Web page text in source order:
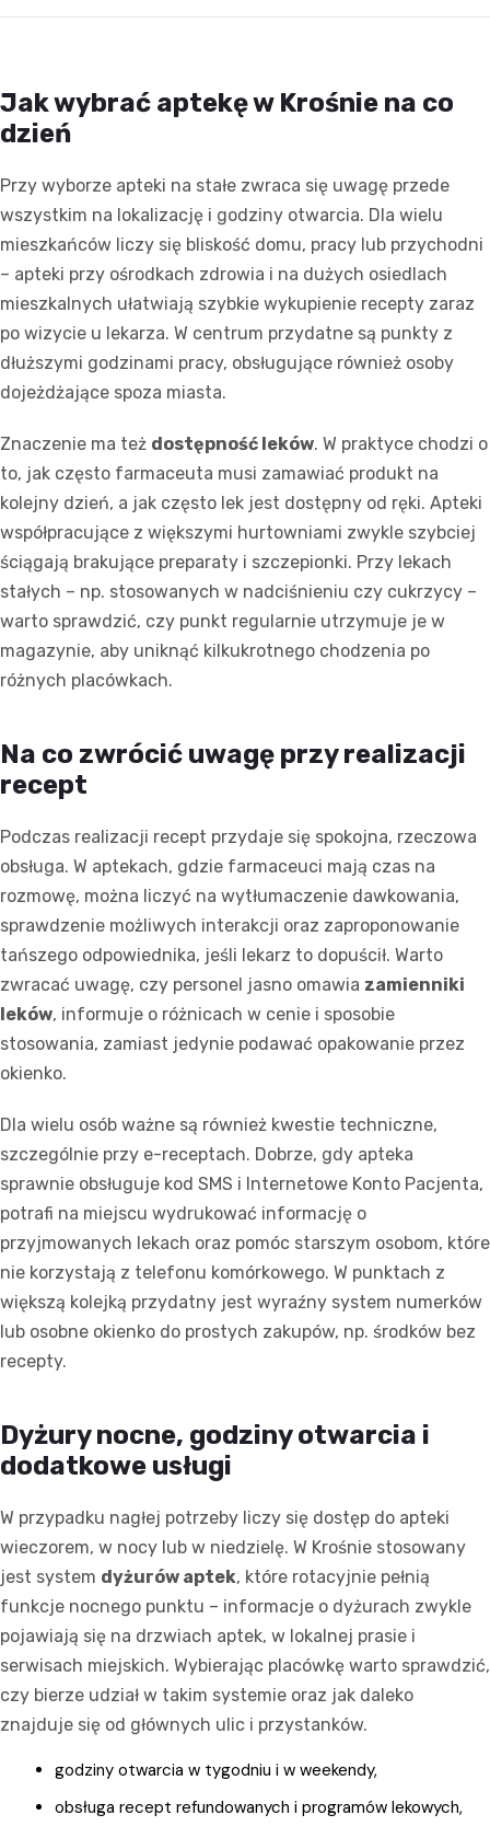
Jak wybrać aptekę w Krośnie na co
dzień
Przy wyborze apteki na stałe zwraca się uwagę przede
wszystkim na lokalizację i godziny otwarcia. Dla wielu
mieszkańców liczy się bliskość domu, pracy lub przychodni
– apteki przy ośrodkach zdrowia i na dużych osiedlach
mieszkalnych ułatwiają szybkie wykupienie recepty zaraz
po wizycie u lekarza. W centrum przydatne są punkty z
dłuższymi godzinami pracy, obsługujące również osoby
dojeżdżające spoza miasta.
Znaczenie ma też dostępność leków. W praktyce chodzi o
to, jak często farmaceuta musi zamawiać produkt na
kolejny dzień, a jak często lek jest dostępny od ręki. Apteki
współpracujące z większymi hurtowniami zwykle szybciej
ściągają brakujące preparaty i szczepionki. Przy lekach
stałych – np. stosowanych w nadciśnieniu czy cukrzycy –
warto sprawdzić, czy punkt regularnie utrzymuje je w
magazynie, aby uniknąć kilkukrotnego chodzenia po
różnych placówkach.
Na co zwrócić uwagę przy realizacji
recept
Podczas realizacji recept przydaje się spokojna, rzeczowa
obsługa. W aptekach, gdzie farmaceuci mają czas na
rozmowę, można liczyć na wytłumaczenie dawkowania,
sprawdzenie możliwych interakcji oraz zaproponowanie
tańszego odpowiednika, jeśli lekarz to dopuścił. Warto
zwracać uwagę, czy personel jasno omawia zamienniki
leków, informuje o różnicach w cenie i sposobie
stosowania, zamiast jedynie podawać opakowanie przez
okienko.
Dla wielu osób ważne są również kwestie techniczne,
szczególnie przy e-receptach. Dobrze, gdy apteka
sprawnie obsługuje kod SMS i Internetowe Konto Pacjenta,
potrafi na miejscu wydrukować informację o
przyjmowanych lekach oraz pomóc starszym osobom, które
nie korzystają z telefonu komórkowego. W punktach z
większą kolejką przydatny jest wyraźny system numerków
lub osobne okienko do prostych zakupów, np. środków bez
recepty.
Dyżury nocne, godziny otwarcia i
dodatkowe usługi
W przypadku nagłej potrzeby liczy się dostęp do apteki
wieczorem, w nocy lub w niedzielę. W Krośnie stosowany
jest system dyżurów aptek, które rotacyjnie pełnią
funkcje nocnego punktu – informacje o dyżurach zwykle
pojawiają się na drzwiach aptek, w lokalnej prasie i
serwisach miejskich. Wybierając placówkę warto sprawdzić,
czy bierze udział w takim systemie oraz jak daleko
znajduje się od głównych ulic i przystanków.
godziny otwarcia w tygodniu i w weekendy,
obsługa recept refundowanych i programów lekowych,